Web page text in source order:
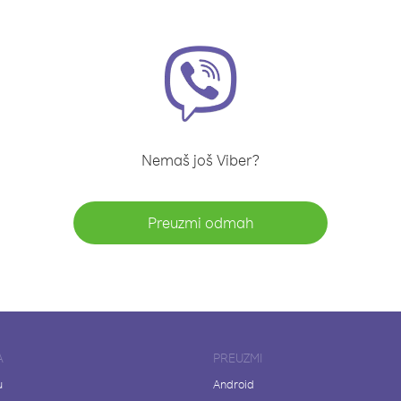
Nemaš još Viber?
Preuzmi odmah
PREUZMI
Android